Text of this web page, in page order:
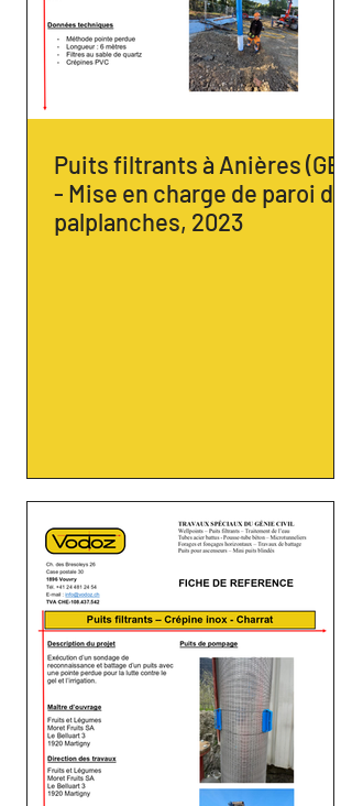
Puits filtrants à Anières (GE)
- Mise en charge de paroi de
palplanches, 2023